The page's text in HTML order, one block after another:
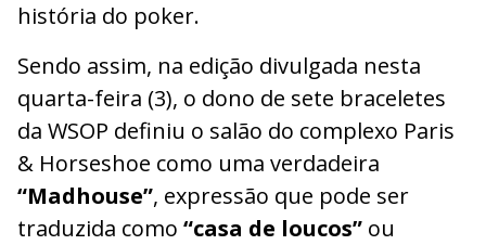
história do poker.
Sendo assim, na edição divulgada nesta
quarta-feira (3), o dono de sete braceletes
da WSOP definiu o salão do complexo Paris
& Horseshoe como uma verdadeira
“Madhouse”, expressão que pode ser
traduzida como “casa de loucos” ou